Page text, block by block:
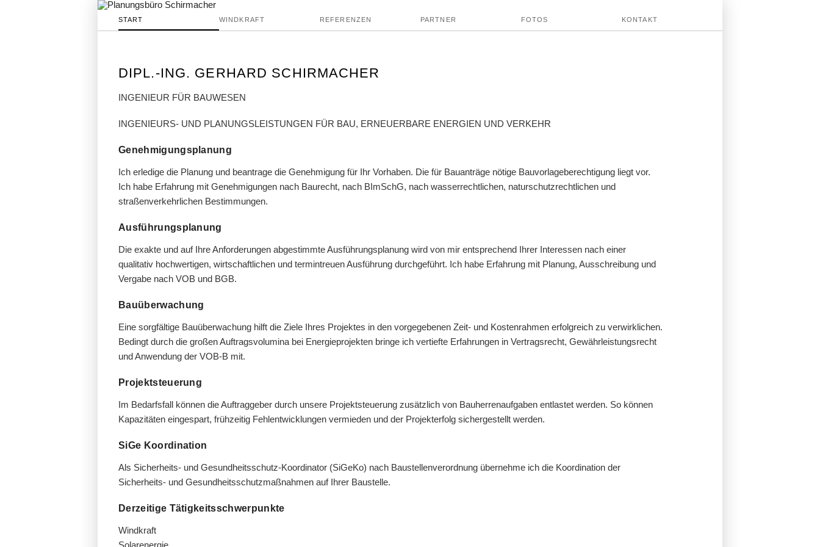
START WINDKRAFT REFERENZEN PARTNER FOTOS KONTAKT
DIPL.-ING. GERHARD SCHIRMACHER
INGENIEUR FÜR BAUWESEN
INGENIEURS- UND PLANUNGSLEISTUNGEN FÜR BAU, ERNEUERBARE ENERGIEN UND VERKEHR
Genehmigungsplanung
Ich erledige die Planung und beantrage die Genehmigung für Ihr Vorhaben. Die für Bauanträge nötige Bauvorlageberechtigung liegt vor.
Ich habe Erfahrung mit Genehmigungen nach Baurecht, nach BImSchG, nach wasserrechtlichen, naturschutzrechtlichen und
straßenverkehrlichen Bestimmungen.
Ausführungsplanung
Die exakte und auf Ihre Anforderungen abgestimmte Ausführungsplanung wird von mir entsprechend Ihrer Interessen nach einer
qualitativ hochwertigen, wirtschaftlichen und termintreuen Ausführung durchgeführt. Ich habe Erfahrung mit Planung, Ausschreibung und
Vergabe nach VOB und BGB.
Bauüberwachung
Eine sorgfältige Bauüberwachung hilft die Ziele Ihres Projektes in den vorgegebenen Zeit- und Kostenrahmen erfolgreich zu verwirklichen.
Bedingt durch die großen Auftragsvolumina bei Energieprojekten bringe ich vertiefte Erfahrungen in Vertragsrecht, Gewährleistungsrecht
und Anwendung der VOB-B mit.
Projektsteuerung
Im Bedarfsfall können die Auftraggeber durch unsere Projektsteuerung zusätzlich von Bauherrenaufgaben entlastet werden. So können
Kapazitäten eingespart, frühzeitig Fehlentwicklungen vermieden und der Projekterfolg sichergestellt werden.
SiGe Koordination
Als Sicherheits- und Gesundheitsschutz-Koordinator (SiGeKo) nach Baustellenverordnung übernehme ich die Koordination der
Sicherheits- und Gesundheitsschutzmaßnahmen auf Ihrer Baustelle.
Derzeitige Tätigkeitsschwerpunkte
Windkraft